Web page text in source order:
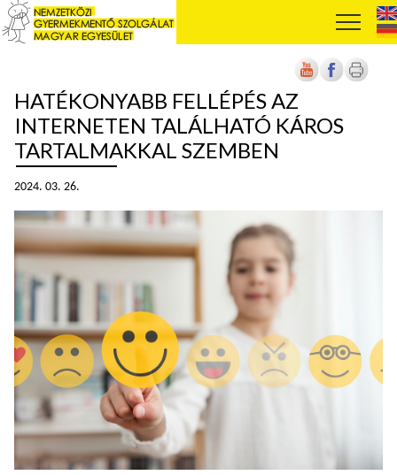
HATÉKONYABB FELLÉPÉS AZ
INTERNETEN TALÁLHATÓ KÁROS
TARTALMAKKAL SZEMBEN
2024. 03. 26.